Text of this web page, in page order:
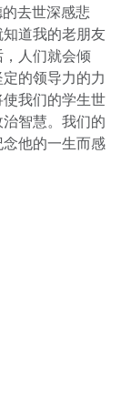
去世深感悲
道我的老朋友
人们就会倾
的领导力的力
我们的学生世
智慧。我们的
他的一生而感